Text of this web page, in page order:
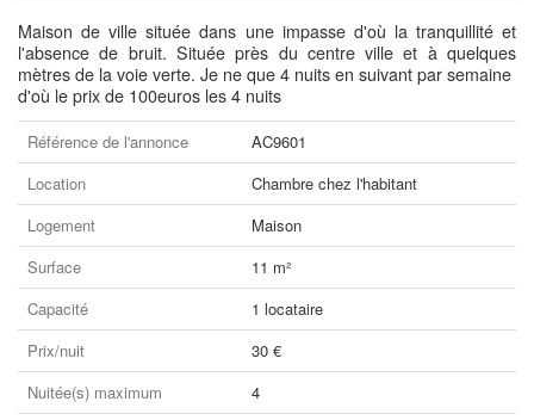
Maison de ville située dans une impasse d'où la tranquillité et
l'absence de bruit. Située près du centre ville et à quelques
mètres de la voie verte. Je ne que 4 nuits en suivant par semaine
d'où le prix de 100euros les 4 nuits
Référence de l'annonce
AC9601
Location
Chambre chez l'habitant
Logement
Maison
Surface
11 m²
Capacité
1 locataire
Prix/nuit
30 €
Nuitée(s) maximum
4